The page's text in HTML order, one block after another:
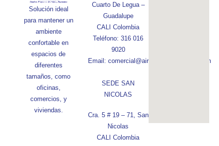
Solución ideal
para mantener un
ambiente
confortable en
espacios de
diferentes
tamaños, como
oficinas,
comercios, y
viviendas.
Cuarto De Legua –
Guadalupe
CALI Colombia
Teléfono: 316 016
9020
Email: comercial@aireconfortcolombia.com
SEDE SAN
NICOLAS
Cra. 5 # 19 – 71, San
Nicolas
CALI Colombia